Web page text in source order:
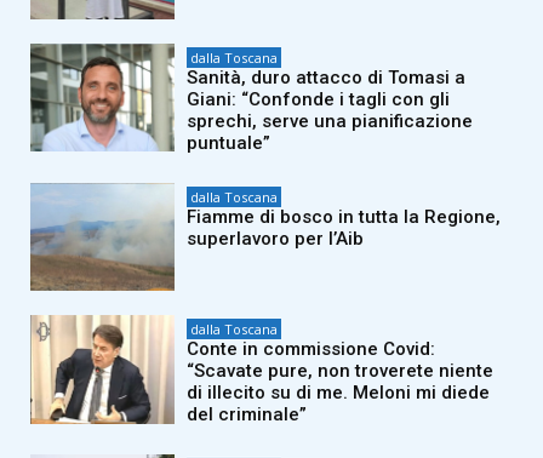
dalla Toscana
Sanità, duro attacco di Tomasi a
Giani: “Confonde i tagli con gli
sprechi, serve una pianificazione
puntuale”
dalla Toscana
Fiamme di bosco in tutta la Regione,
superlavoro per l’Aib
dalla Toscana
Conte in commissione Covid:
“Scavate pure, non troverete niente
di illecito su di me. Meloni mi diede
del criminale”